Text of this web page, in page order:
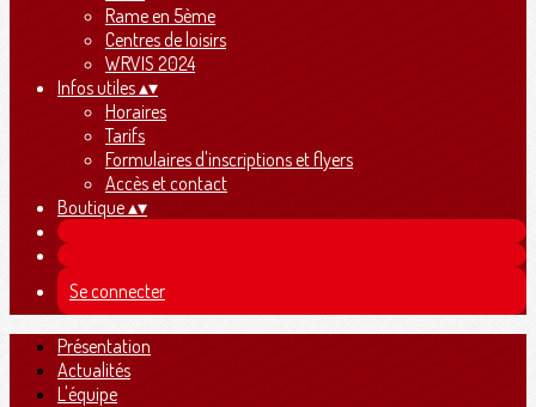
Rame en 5ème
Centres de loisirs
WRVIS 2024
Infos utiles▴▾
Horaires
Tarifs
Formulaires d'inscriptions et flyers
Accès et contact
Boutique▴▾
Se connecter
Présentation
Actualités
L'équipe